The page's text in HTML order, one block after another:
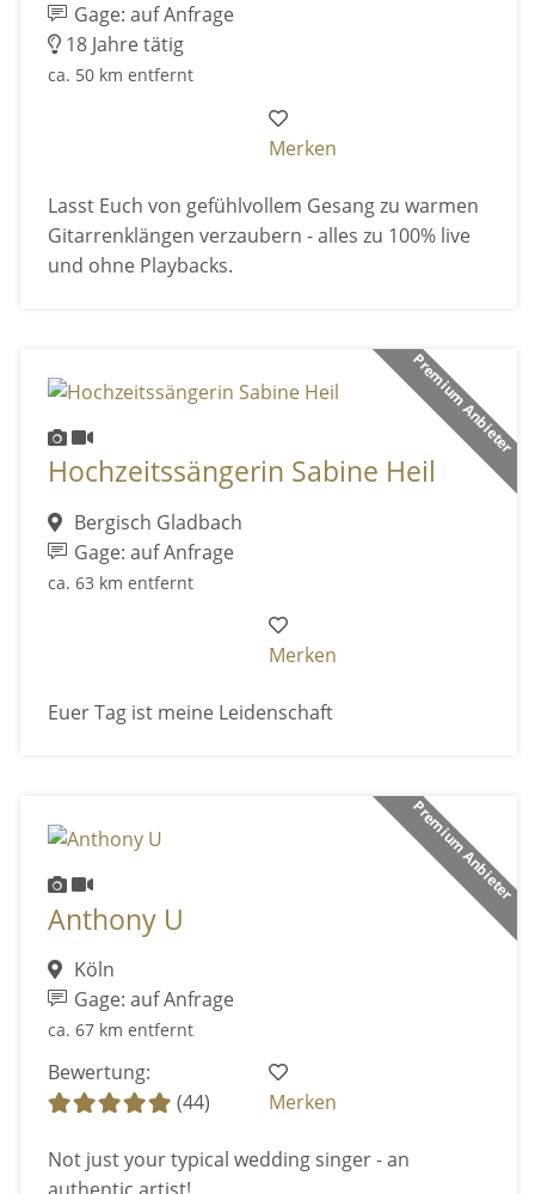
Gage: auf Anfrage
18 Jahre tätig
ca. 50 km entfernt
Merken
Lasst Euch von gefühlvollem Gesang zu warmen
Gitarrenklängen verzaubern - alles zu 100% live
und ohne Playbacks.
Premium Anbieter
Hochzeitssängerin Sabine Heil
Bergisch Gladbach
Gage: auf Anfrage
ca. 63 km entfernt
Merken
Euer Tag ist meine Leidenschaft
Premium Anbieter
Anthony U
Köln
Gage: auf Anfrage
ca. 67 km entfernt
Bewertung:
(44)
Merken
Not just your typical wedding singer - an